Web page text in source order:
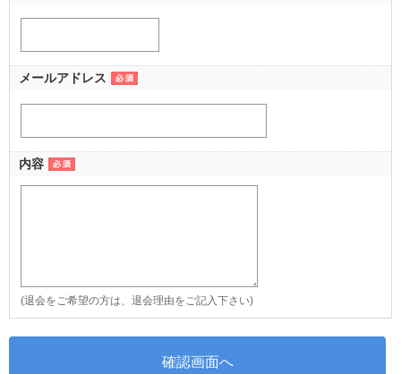
メールアドレス
内容
(退会をご希望の方は、退会理由をご記入下さい)